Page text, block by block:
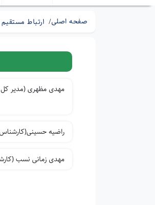
صفحه اصلی ارتباط مستقیم
مهدی مظهری (مدیر کل
راضیه
مهدی زمانی نسب